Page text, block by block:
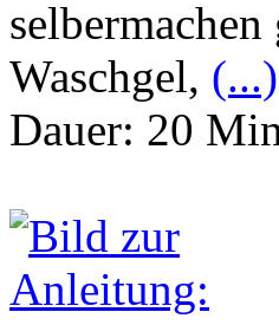
Waschgel, (...)
Dauer: 20